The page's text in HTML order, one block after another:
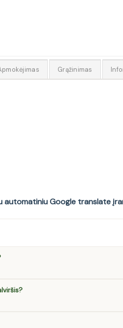
Grąžinimas
automatiniu Google translate